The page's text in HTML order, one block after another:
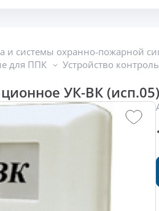
и системы охранно-пожарной
для ППК
Устройство
УК-ВК (исп.05)